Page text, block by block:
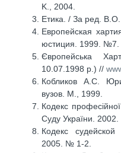
K., 2004.
Етика. / За ред. В.О.
Европейская
юстиция. 1999. №7.
Європейська
10.07.1998 р.) //
Кобликов A.C.
вузов. М., 1999.
Кодекс
Суду України.
Кодекс
2005. № 1-2.